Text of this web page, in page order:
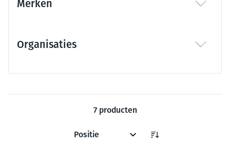
Merken
Organisaties
7producten
Sorteer op: